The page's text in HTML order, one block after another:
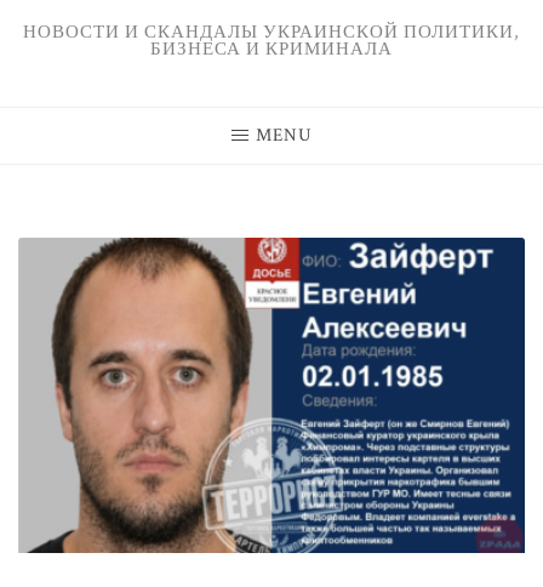
НОВОСТИ И СКАНДАЛЫ УКРАИНСКОЙ ПОЛИТИКИ,
БИЗНЕСА И КРИМИНАЛА
MENU